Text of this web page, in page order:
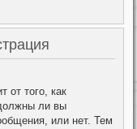
от того, как
ли вы
или нет. Тем